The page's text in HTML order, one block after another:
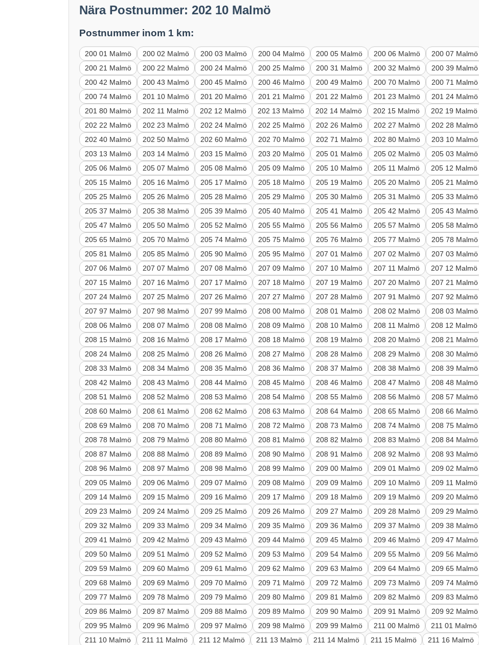
Nära Postnummer: 202 10 Malmö
Postnummer inom 1 km:
200 01 Malmö 200 02 Malmö 200 03 Malmö 200 04 Malmö 200 05 Malmö 200 06 Malmö 200 07 Malmö
200 21 Malmö
200 22 Malmö 200 24 Malmö 200 25 Malmö 200 31 Malmö 200 32 Malmö 200 39 Malmö
200 42 Malmö
200 43 Malmö 200 45 Malmö 200 46 Malmö 200 49 Malmö 200 70 Malmö 200 71 Malmö
200 74 Malmö
201 10 Malmö 201 20 Malmö 201 21 Malmö 201 22 Malmö 201 23 Malmö 201 24 Malmö
201 80 Malmö
202 11 Malmö 202 12 Malmö 202 13 Malmö 202 14 Malmö 202 15 Malmö 202 19 Malmö
202 22 Malmö
202 23 Malmö 202 24 Malmö 202 25 Malmö 202 26 Malmö 202 27 Malmö 202 28 Malmö
202 40 Malmö
202 50 Malmö 202 60 Malmö 202 70 Malmö 202 71 Malmö 202 80 Malmö 203 10 Malmö
203 13 Malmö
203 14 Malmö 203 15 Malmö 203 20 Malmö 205 01 Malmö 205 02 Malmö 205 03 Malmö
205 06 Malmö
205 07 Malmö 205 08 Malmö 205 09 Malmö 205 10 Malmö 205 11 Malmö 205 12 Malmö
205 15 Malmö
205 16 Malmö 205 17 Malmö 205 18 Malmö 205 19 Malmö 205 20 Malmö 205 21 Malmö
205 25 Malmö
205 26 Malmö 205 28 Malmö 205 29 Malmö 205 30 Malmö 205 31 Malmö 205 33 Malmö
205 37 Malmö
205 38 Malmö 205 39 Malmö 205 40 Malmö 205 41 Malmö 205 42 Malmö 205 43 Malmö
205 47 Malmö
205 50 Malmö 205 52 Malmö 205 55 Malmö 205 56 Malmö 205 57 Malmö 205 58 Malmö
205 65 Malmö
205 70 Malmö 205 74 Malmö 205 75 Malmö 205 76 Malmö 205 77 Malmö 205 78 Malmö
205 81 Malmö
205 85 Malmö 205 90 Malmö 205 95 Malmö 207 01 Malmö 207 02 Malmö 207 03 Malmö
207 06 Malmö
207 07 Malmö 207 08 Malmö 207 09 Malmö 207 10 Malmö 207 11 Malmö 207 12 Malmö
207 15 Malmö
207 16 Malmö 207 17 Malmö 207 18 Malmö 207 19 Malmö 207 20 Malmö 207 21 Malmö
207 24 Malmö
207 25 Malmö 207 26 Malmö 207 27 Malmö 207 28 Malmö 207 91 Malmö 207 92 Malmö
207 97 Malmö
207 98 Malmö 207 99 Malmö 208 00 Malmö 208 01 Malmö 208 02 Malmö 208 03 Malmö
208 06 Malmö
208 07 Malmö 208 08 Malmö 208 09 Malmö 208 10 Malmö 208 11 Malmö 208 12 Malmö
208 15 Malmö
208 16 Malmö 208 17 Malmö 208 18 Malmö 208 19 Malmö 208 20 Malmö 208 21 Malmö
208 24 Malmö
208 25 Malmö 208 26 Malmö 208 27 Malmö 208 28 Malmö 208 29 Malmö 208 30 Malmö
208 33 Malmö
208 34 Malmö 208 35 Malmö 208 36 Malmö 208 37 Malmö 208 38 Malmö 208 39 Malmö
208 42 Malmö
208 43 Malmö 208 44 Malmö 208 45 Malmö 208 46 Malmö 208 47 Malmö 208 48 Malmö
208 51 Malmö
208 52 Malmö 208 53 Malmö 208 54 Malmö 208 55 Malmö 208 56 Malmö 208 57 Malmö
208 60 Malmö
208 61 Malmö 208 62 Malmö 208 63 Malmö 208 64 Malmö 208 65 Malmö 208 66 Malmö
208 69 Malmö
208 70 Malmö 208 71 Malmö 208 72 Malmö 208 73 Malmö 208 74 Malmö 208 75 Malmö
208 78 Malmö
208 79 Malmö 208 80 Malmö 208 81 Malmö 208 82 Malmö 208 83 Malmö 208 84 Malmö
208 87 Malmö
208 88 Malmö 208 89 Malmö 208 90 Malmö 208 91 Malmö 208 92 Malmö 208 93 Malmö
208 96 Malmö
208 97 Malmö 208 98 Malmö 208 99 Malmö 209 00 Malmö 209 01 Malmö 209 02 Malmö
209 05 Malmö
209 06 Malmö 209 07 Malmö 209 08 Malmö 209 09 Malmö 209 10 Malmö 209 11 Malmö
209 14 Malmö
209 15 Malmö 209 16 Malmö 209 17 Malmö 209 18 Malmö 209 19 Malmö 209 20 Malmö
209 23 Malmö
209 24 Malmö 209 25 Malmö 209 26 Malmö 209 27 Malmö 209 28 Malmö 209 29 Malmö
209 32 Malmö
209 33 Malmö 209 34 Malmö 209 35 Malmö 209 36 Malmö 209 37 Malmö 209 38 Malmö
209 41 Malmö
209 42 Malmö 209 43 Malmö 209 44 Malmö 209 45 Malmö 209 46 Malmö 209 47 Malmö
209 50 Malmö
209 51 Malmö 209 52 Malmö 209 53 Malmö 209 54 Malmö 209 55 Malmö 209 56 Malmö
209 59 Malmö
209 60 Malmö 209 61 Malmö 209 62 Malmö 209 63 Malmö 209 64 Malmö 209 65 Malmö
209 68 Malmö
209 69 Malmö 209 70 Malmö 209 71 Malmö 209 72 Malmö 209 73 Malmö 209 74 Malmö
209 77 Malmö
209 78 Malmö 209 79 Malmö 209 80 Malmö 209 81 Malmö 209 82 Malmö 209 83 Malmö
209 86 Malmö
209 87 Malmö 209 88 Malmö 209 89 Malmö 209 90 Malmö 209 91 Malmö 209 92 Malmö
209 95 Malmö
209 96 Malmö 209 97 Malmö 209 98 Malmö 209 99 Malmö 211 00 Malmö 211 01 Malmö
211 10 Malmö
211 11 Malmö 211 12 Malmö 211 13 Malmö 211 14 Malmö 211 15 Malmö 211 16 Malmö